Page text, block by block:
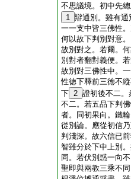
不思議境。初中先
1 辯通別。雖有
一一支中皆三佛性
何以故下判別對意
故別對之。若爾。
別對者翻對義便。
故別對三佛性中。
性徳下釋前三徳不
下 2 證初後不二。
不二。若五品下判
者。同初果向。鐵
從別論。應從初信
判淺深。故六信已
智雖分於下中上別
同。若伏別惑一向
聖即與兩教三乘不